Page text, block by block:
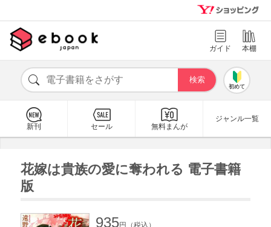
ガイド 本棚
初めて
新刊 セール 無料まんが
ジャンル一覧
花嫁は貴族の愛に奪われる 電子書籍
版
935円（税込）